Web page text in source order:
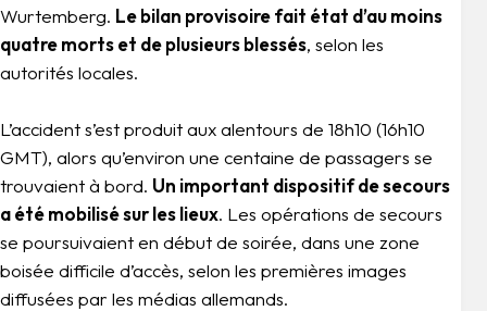
Wurtemberg. Le bilan provisoire fait état d’au moins
quatre morts et de plusieurs blessés, selon les
autorités locales.
L’accident s’est produit aux alentours de 18h10 (16h10
GMT), alors qu’environ une centaine de passagers se
trouvaient à bord. Un important dispositif de secours
a été mobilisé sur les lieux. Les opérations de secours
se poursuivaient en début de soirée, dans une zone
boisée difficile d’accès, selon les premières images
diffusées par les médias allemands.